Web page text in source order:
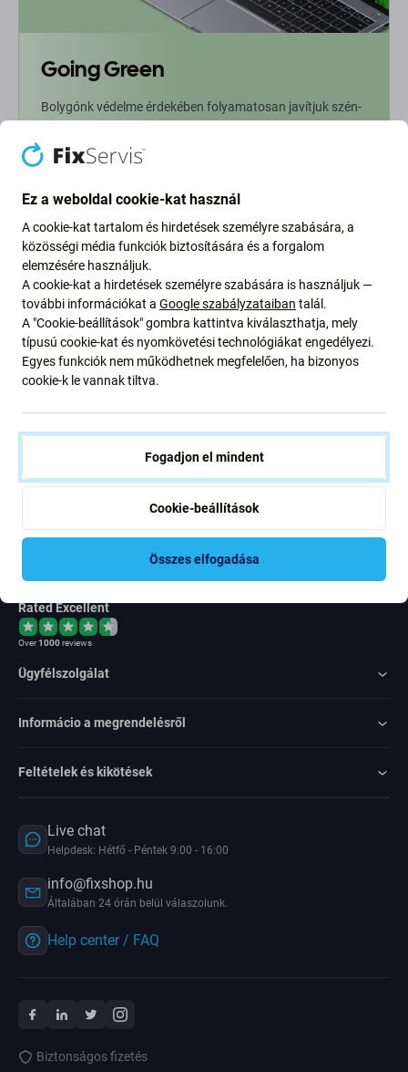
Going Green
Bolygónk védelme érdekében folyamatosan javítjuk szén-
alakítjuk át folyamatainkat a szénlábnyomunk
csökkentése érdekében.
További információ
Newsletter Fix
Iratkozzon fel, hogy rendszeresen tájékoztatást kapjon az
ajánlatunkról szóló kedvezményekről és hírekről. Ugyanakkor
ennek az űrlapnak a benyújtásával megerősítem, hogy több mint
16 éves vagyok
Egyetértek azzal, hogy híreket kapjak
Rated Excellent
Over1000reviews
Ügyfélszolgálat
Informácio a megrendelésről
Feltételek és kikötések
Live chat
Helpdesk: Hétfő - Péntek 9:00 - 16:00
info@fixshop.hu
Általában 24 órán belül válaszolunk.
Help center / FAQ
Biztonságos fizetés
Ez a weboldal cookie-kat használ
A cookie-kat tartalom és hirdetések személyre szabására, a
közösségi média funkciók biztosítására és a forgalom
elemzésére használjuk.
A cookie-kat a hirdetések személyre szabására is használjuk —
további információkat a Google szabályzataiban talál.
A "Cookie-beállítások" gombra kattintva kiválaszthatja, mely
típusú cookie-kat és nyomkövetési technológiákat engedélyezi.
Egyes funkciók nem működhetnek megfelelően, ha bizonyos
cookie-k le vannak tiltva.
Fogadjon el mindent
Cookie-beállítások
Összes elfogadása